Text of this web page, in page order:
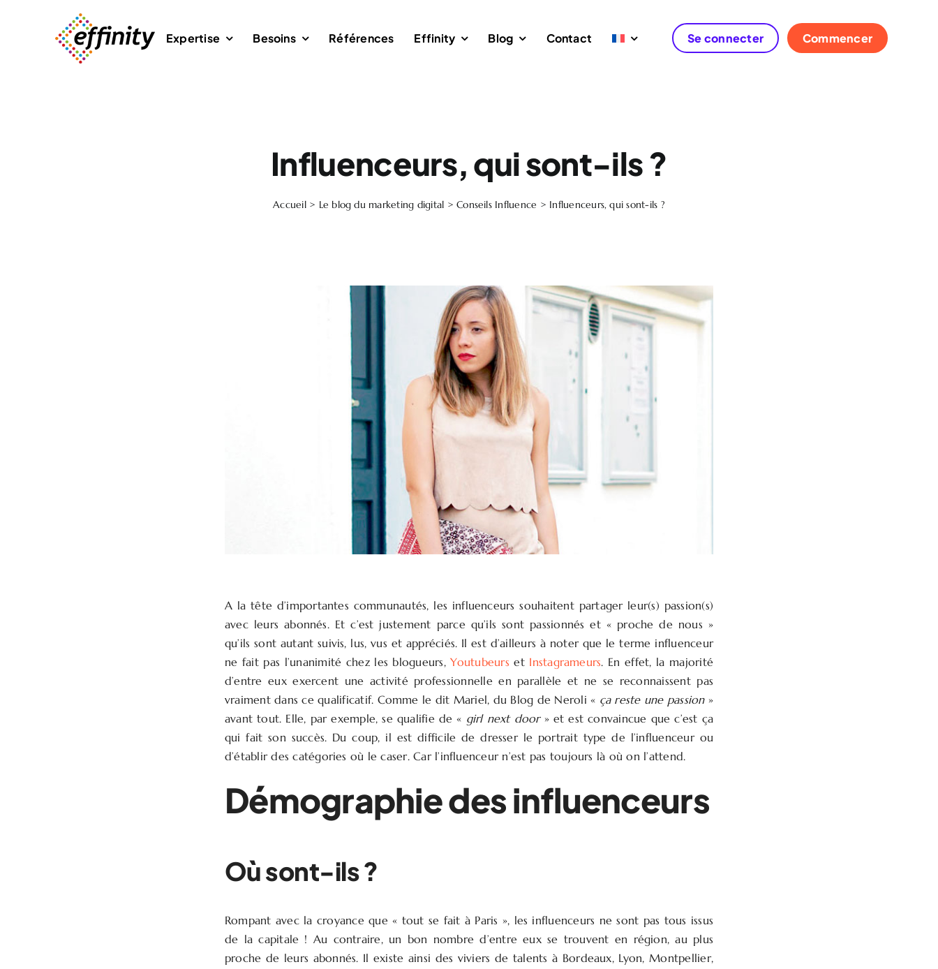
Expertise Besoins Références Effinity Blog Contact Se connecter Commencer
Influenceurs, qui sont-ils ?
Accueil> Le blog du marketing digital >Conseils Influence > Influenceurs, qui sont-ils ?
A la tête d’importantes communautés, les influenceurs souhaitent partager leur(s) passion(s)
avec leurs abonnés. Et c’est justement parce qu’ils sont passionnés et « proche de nous »
qu’ils sont autant suivis, lus, vus et appréciés. Il est d’ailleurs à noter que le terme influenceur
ne fait pas l’unanimité chez les blogueurs,Youtubeurs et Instagrameurs. En effet, la majorité
d’entre eux exercent une activité professionnelle en parallèle et ne se reconnaissent pas
vraiment dans ce qualificatif. Comme le dit Mariel, du Blog de Neroli « ça reste une passion »
avant tout. Elle, par exemple, se qualifie de « girl next door » et est convaincue que c’est ça
qui fait son succès. Du coup, il est difficile de dresser le portrait type de l’influenceur ou
d’établir des catégories où le caser. Car l’influenceur n’est pas toujours là où on l’attend.
Démographie des influenceurs
Où sont-ils ?
Rompant avec la croyance que « tout se fait à Paris », les influenceurs ne sont pas tous issus
de la capitale ! Au contraire, un bon nombre d’entre eux se trouvent en région, au plus
proche de leurs abonnés. Il existe ainsi des viviers de talents à Bordeaux, Lyon, Montpellier,